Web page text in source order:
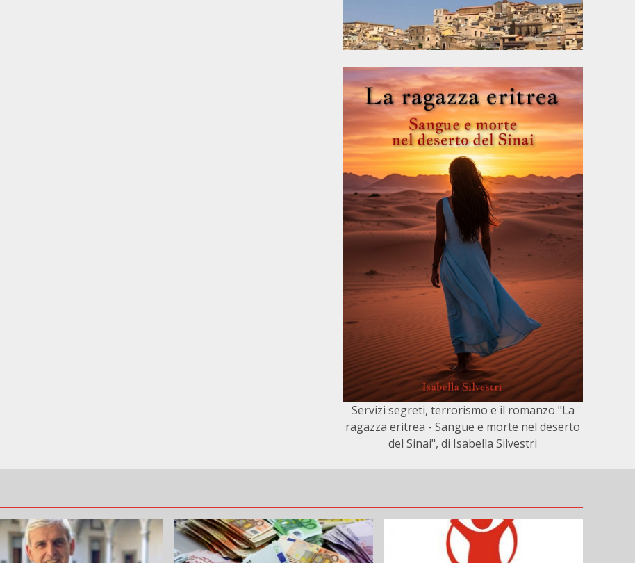
Servizi segreti, terrorismo e il romanzo "La
ragazza eritrea - Sangue e morte nel deserto
del Sinai", di Isabella Silvestri